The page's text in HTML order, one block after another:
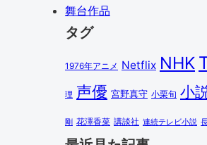
舞台作品
タグ
1976年アニメ Netflix NHK
理 声優 宮野真守 小栗旬 小
剛 花澤香菜 講談社 連続テレビ小説